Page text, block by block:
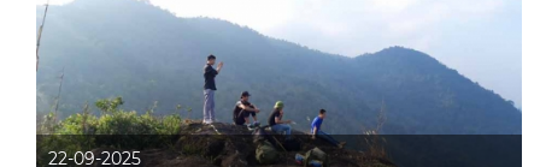
22-09-2025